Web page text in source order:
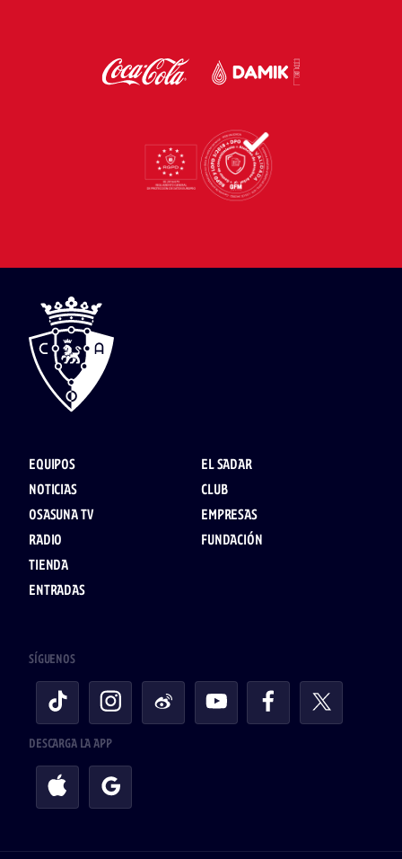
EQUIPOS
NOTICIAS
OSASUNA TV
RADIO
TIENDA
ENTRADAS
EL SADAR
CLUB
EMPRESAS
FUNDACIÓN
SÍGUENOS
DESCARGA LA APP